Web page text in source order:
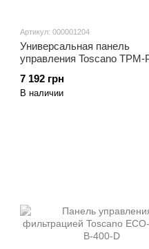
Артикул: 000001204
Универсальная панель
управления Toscano TPM-
7 192 грн
В наличии